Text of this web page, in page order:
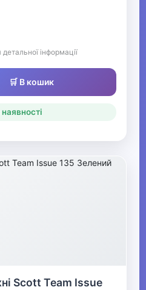
детальної інформації
🛒 В кошик
наявності
Scott Team Issue